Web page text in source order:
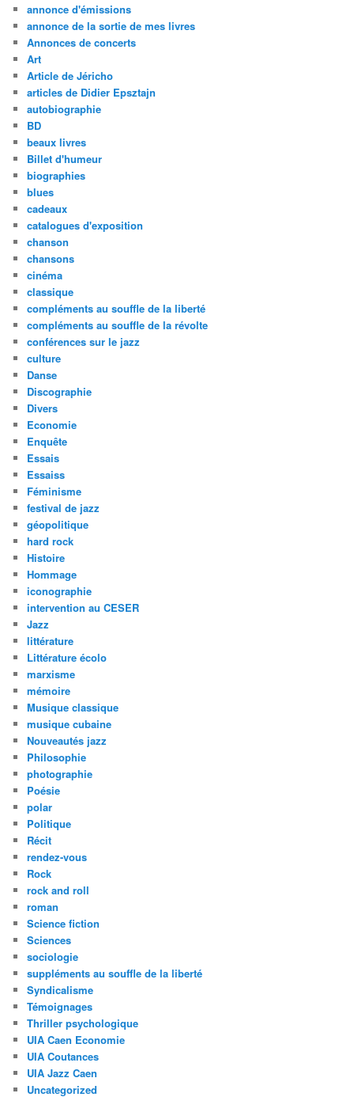
annonce d'émissions
annonce de la sortie de mes livres
Annonces de concerts
Art
Article de Jéricho
articles de Didier Epsztajn
autobiographie
BD
beaux livres
Billet d'humeur
biographies
blues
cadeaux
catalogues d'exposition
chanson
chansons
cinéma
classique
compléments au souffle de la liberté
compléments au souffle de la révolte
conférences sur le jazz
culture
Danse
Discographie
Divers
Economie
Enquête
Essais
Essaiss
Féminisme
festival de jazz
géopolitique
hard rock
Histoire
Hommage
iconographie
intervention au CESER
Jazz
littérature
Littérature écolo
marxisme
mémoire
Musique classique
musique cubaine
Nouveautés jazz
Philosophie
photographie
Poésie
polar
Politique
Récit
rendez-vous
Rock
rock and roll
roman
Science fiction
Sciences
sociologie
suppléments au souffle de la liberté
Syndicalisme
Témoignages
Thriller psychologique
UIA Caen Economie
UIA Coutances
UIA Jazz Caen
Uncategorized